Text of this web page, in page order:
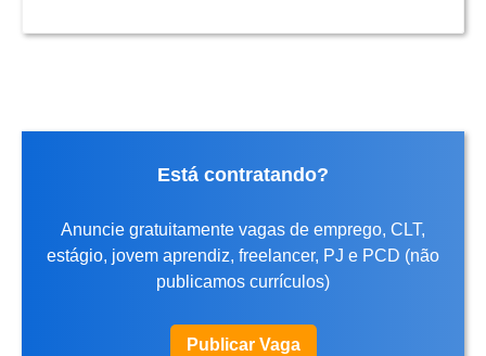
Está contratando?
Anuncie gratuitamente vagas de emprego, CLT,
estágio, jovem aprendiz, freelancer, PJ e PCD (não
publicamos currículos)
Publicar Vaga